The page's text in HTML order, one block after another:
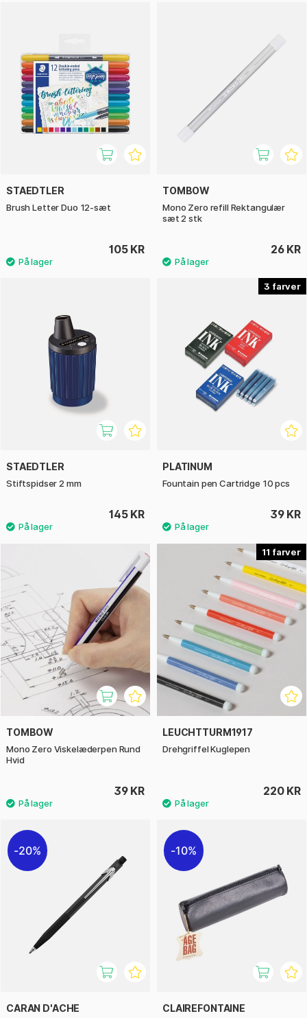
STAEDTLER
Brush Letter Duo 12-sæt
105 KR
TOMBOW
Mono Zero refill Rektangulær
sæt 2 stk
26 KR
STAEDTLER
Stiftspidser 2 mm
145 KR
3
PLATINUM
Fountain pen Cartridge 10 pcs
39 KR
TOMBOW
Mono Zero Viskelæderpen Rund
Hvid
39 KR
11
LEUCHTTURM1917
Drehgriffel Kuglepen
220 KR
20%
CARAN D'ACHE
10%
CLAIREFONTAINE